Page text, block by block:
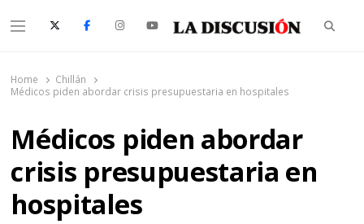
Menu
Home
Chillán
Médicos piden abordar crisis presupuestaria en hospitales
Médicos piden abordar
crisis presupuestaria en
hospitales